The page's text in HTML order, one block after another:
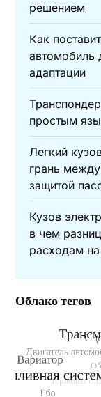
решением
Как
автомобиль
адаптации
простым
Легкий
грань
защитой
Кузов
в чем
расходам
Облако тегов